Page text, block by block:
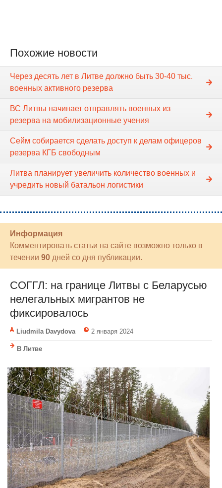
Похожие новости
Через десять лет в Литве должно быть 30-40 тыс.
военных активного резерва
ВС Литвы начинает отправлять военных из
резерва на мобилизационные учения
Сейм собирается сделать доступ к делам офицеров
резерва КГБ свободным
Литва планирует увеличить количество военных и
учредить новый батальон логистики
Информация
Комментировать статьи на сайте возможно только в
течении 90 дней со дня публикации.
СОГГЛ: на границе Литвы с Беларусью
нелегальных мигрантов не
фиксировалось
Liudmila Davydova 2 января 2024
В Литве